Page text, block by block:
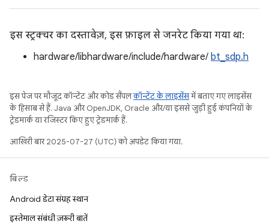
इस स्ट्रक्चर का दस्तावेज़, इस फ़ाइल से जनरेट किया गया था:
hardware/libhardware/include/hardware/ bt_sdp.h
इस पेज पर मौजूद कॉन्टेंट और कोड सैंपलकॉन्टेंट के लाइसेंसमें बताए गए लाइसेंस
के हिसाब से हैं. Java और OpenJDK, Oracle और/या इससे जुड़ी हुई कंपनियों के
ट्रेडमार्क या रजिस्टर किए हुए ट्रेडमार्क हैं.
आखिरी बार 2025-07-27 (UTC) को अपडेट किया गया.
बिल्ड
Android डेटा संग्रह स्थान
इस्तेमाल संबंधी ज़रूरी बातें